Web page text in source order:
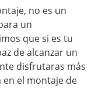
no es un
un
que si es tu
de alcanzar un
disfrutaras más
en el montaje de